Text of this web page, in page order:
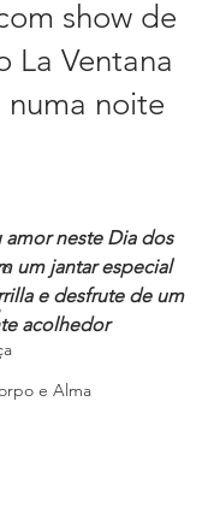
e Alma
show de
La Ventana
noite
amor neste Dia dos
um jantar especial
e desfrute de um
acolhedor